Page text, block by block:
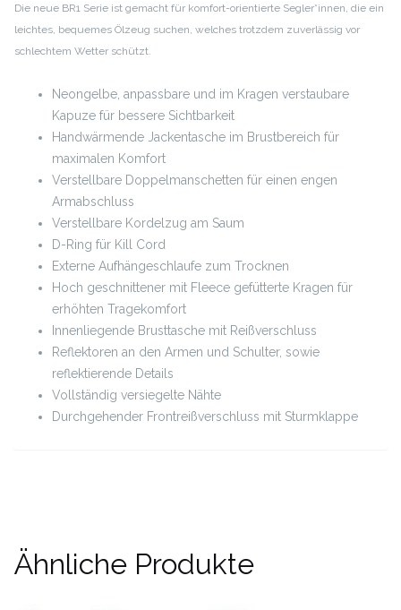
Die neue BR1 Serie ist gemacht für komfort-orientierte Segler*innen, die ein
leichtes, bequemes Ölzeug suchen, welches trotzdem zuverlässig vor
schlechtem Wetter schützt.
Neongelbe, anpassbare und im Kragen verstaubare
Kapuze für bessere Sichtbarkeit
Handwärmende Jackentasche im Brustbereich für
maximalen Komfort
Verstellbare Doppelmanschetten für einen engen
Armabschluss
Verstellbare Kordelzug am Saum
D-Ring für Kill Cord
Externe Aufhängeschlaufe zum Trocknen
Hoch geschnittener mit Fleece gefütterte Kragen für
erhöhten Tragekomfort
Innenliegende Brusttasche mit Reißverschluss
Reflektoren an den Armen und Schulter, sowie
reflektierende Details
Vollständig versiegelte Nähte
Durchgehender Frontreißverschluss mit Sturmklappe
Ähnliche Produkte